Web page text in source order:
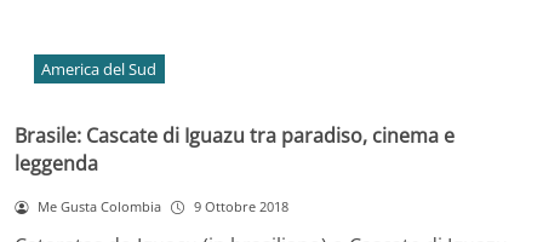
America del Sud
Brasile: Cascate di Iguazu tra paradiso, cinema e
leggenda
Me Gusta Colombia 9 Ottobre 2018